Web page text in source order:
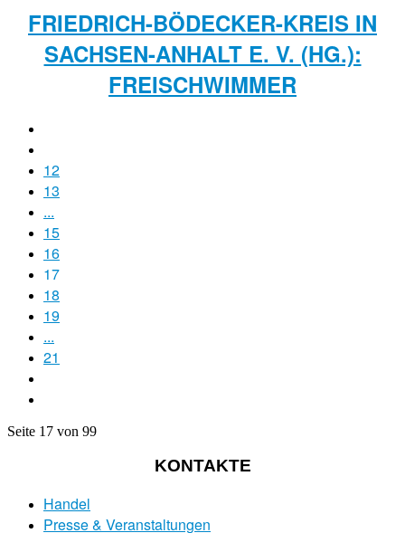
FRIEDRICH-BÖDECKER-KREIS IN
SACHSEN-ANHALT E. V. (HG.):
FREISCHWIMMER
12
13
...
15
16
17
18
19
...
21
Seite 17 von 99
KONTAKTE
Handel
Presse & Veranstaltungen